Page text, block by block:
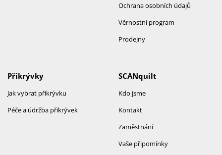
Ochrana osobních údajů
Věrnostní program
Prodejny
SCANquilt
Kdo jsme
Kontakt
Zaměstnání
Vaše připomínky
Přikrývky
Jak vybrat přikrývku
Péče a údržba přikrývek